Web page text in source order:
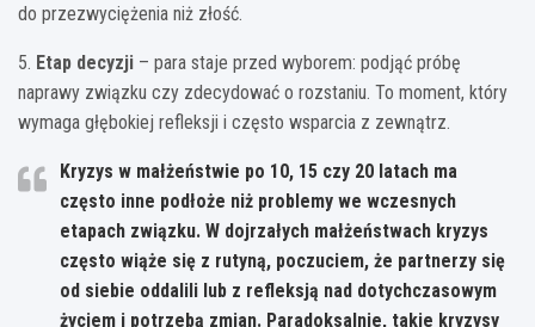
do przezwyciężenia niż złość.
5. Etap decyzji – para staje przed wyborem: podjąć próbę
naprawy związku czy zdecydować o rozstaniu. To moment, który
wymaga głębokiej refleksji i często wsparcia z zewnątrz.
Kryzys w małżeństwie po 10, 15 czy 20 latach ma
często inne podłoże niż problemy we wczesnych
etapach związku. W dojrzałych małżeństwach kryzys
często wiąże się z rutyną, poczuciem, że partnerzy się
od siebie oddalili lub z refleksją nad dotychczasowym
życiem i potrzebą zmian. Paradoksalnie, takie kryzysy